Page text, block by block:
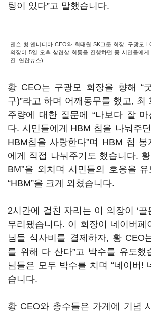
팅이 있다”고 말했습니다.
젠슨 황 엔비디아 CEO와 최태원 SK그룹 회장, 구광모
의장이 5일 오후 삼겹살 회동을 진행하던 중 시민들에
진=연합뉴스)
황 CEO는 구광모 회장을 향해 “
구)”라고 하며 어깨동무를 했고, 최
주량에 대한 질문에 “나보다 잘 마
다. 시민들에게 HBM 칩을 나눠주
HBM칩을 사랑한다”며 HBM 칩
에게 직접 나눠주기도 했습니다.
BM”을 외치며 시민들의 호응을
“HBM”을 크게 외쳤습니다.
2시간에 걸친 자리는 이 의장이 ‘골
무리됐습니다. 이 회장이 네이버페
님들 식사비를 결제하자, 황 CEO
를 위해 다 산다”고 박수를 유도했
님들은 모두 박수를 치며 “네이버!
습니다.
황 CEO와 총수들은 가게에 기념